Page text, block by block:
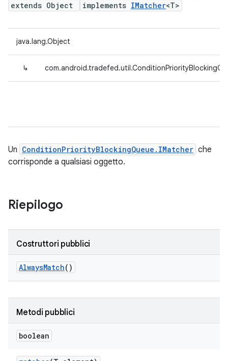
extends Object
implements IMatcher<T>
java.lang.Object
↳
Un ConditionPriorityBlockingQueue.IMatcher che
corrisponde a qualsiasi oggetto.
Riepilogo
Costruttori pubblici
AlwaysMatch()
Metodi pubblici
boolean